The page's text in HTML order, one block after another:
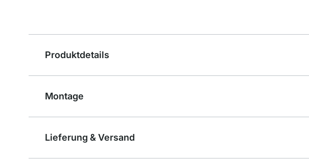
Produktdetails
Montage
Lieferung & Versand